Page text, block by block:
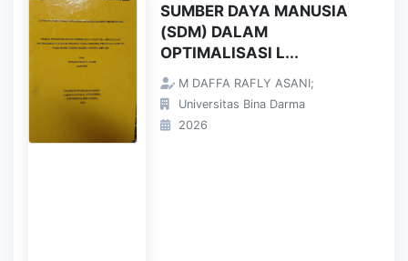
SUMBER DAYA MANUSIA
(SDM) DALAM
OPTIMALISASI L...
M DAFFA RAFLY ASANI;
Universitas Bina Darma
2026